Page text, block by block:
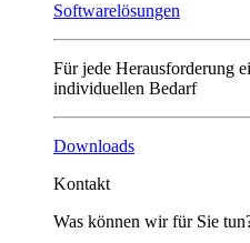
Softwarelösungen
Für jede Herausforderung
individuellen Bedarf
Downloads
Kontakt
Was können wir für Sie